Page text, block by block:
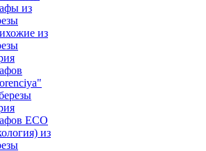
из
из
ECO
из